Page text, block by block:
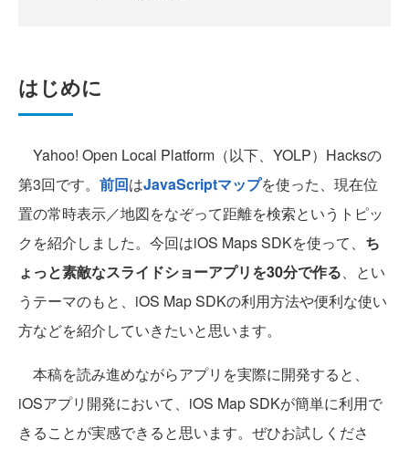
はじめに
Yahoo! Open Local Platform（以下、YOLP）Hacksの
第3回です。 前回はJavaScriptマップを使った、現在位
置の常時表示／地図をなぞって距離を検索というトピッ
クを紹介しました。今回はiOS Maps SDKを使って、 ち
ょっと素敵なスライドショーアプリを30分で作る、とい
うテーマのもと、iOS Map SDKの利用方法や便利な使い
方などを紹介していきたいと思います。
本稿を読み進めながらアプリを実際に開発すると、
iOSアプリ開発において、iOS Map SDKが簡単に利用で
きることが実感できると思います。ぜひお試しくださ